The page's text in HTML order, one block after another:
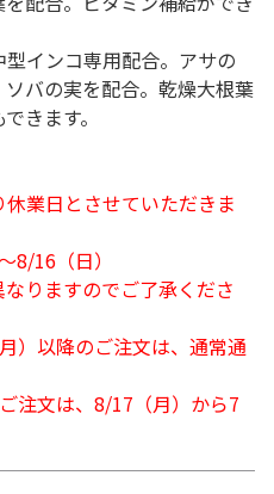
インコ専用配合。アサの
バの実を配合。乾燥大根葉
きます。
業日とさせていただきま
8/16（日）
りますのでご了承くださ
）以降のご注文は、通常通
注文は、8/17（月）から7